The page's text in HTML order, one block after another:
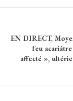
EN DIRECT,
feu
affecté »,